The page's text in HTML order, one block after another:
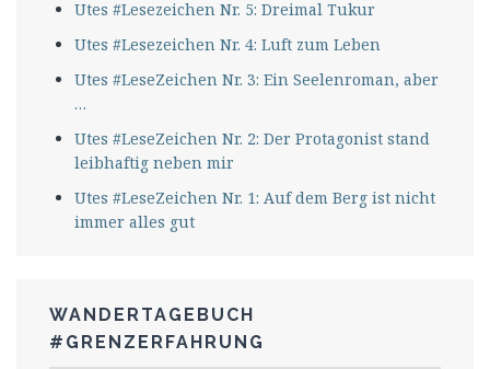
Utes #Lesezeichen Nr. 5: Dreimal Tukur
Utes #Lesezeichen Nr. 4: Luft zum Leben
Utes #LeseZeichen Nr. 3: Ein Seelenroman, aber
…
Utes #LeseZeichen Nr. 2: Der Protagonist stand
leibhaftig neben mir
Utes #LeseZeichen Nr. 1: Auf dem Berg ist nicht
immer alles gut
WANDERTAGEBUCH
#GRENZERFAHRUNG